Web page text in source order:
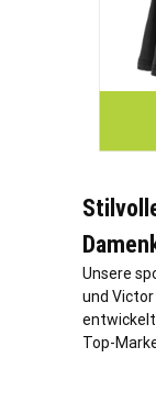
Unsere
und
Top-